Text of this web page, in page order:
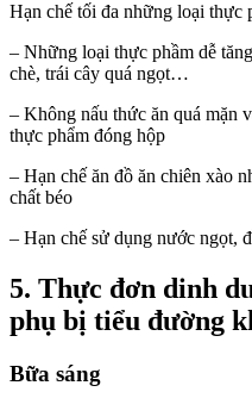
Hạn chế tối đa những loại thực
– Những loại thực phầm dễ
chè, trái cây quá ngọt…
– Không nấu thức ăn quá mặn
thực phẩm đóng hộp
– Hạn chế ăn đồ ăn chiên xào
chất béo
– Hạn chế sử dụng nước ngọt,
5. Thực đơn dinh
phụ bị tiểu đường
Bữa sáng